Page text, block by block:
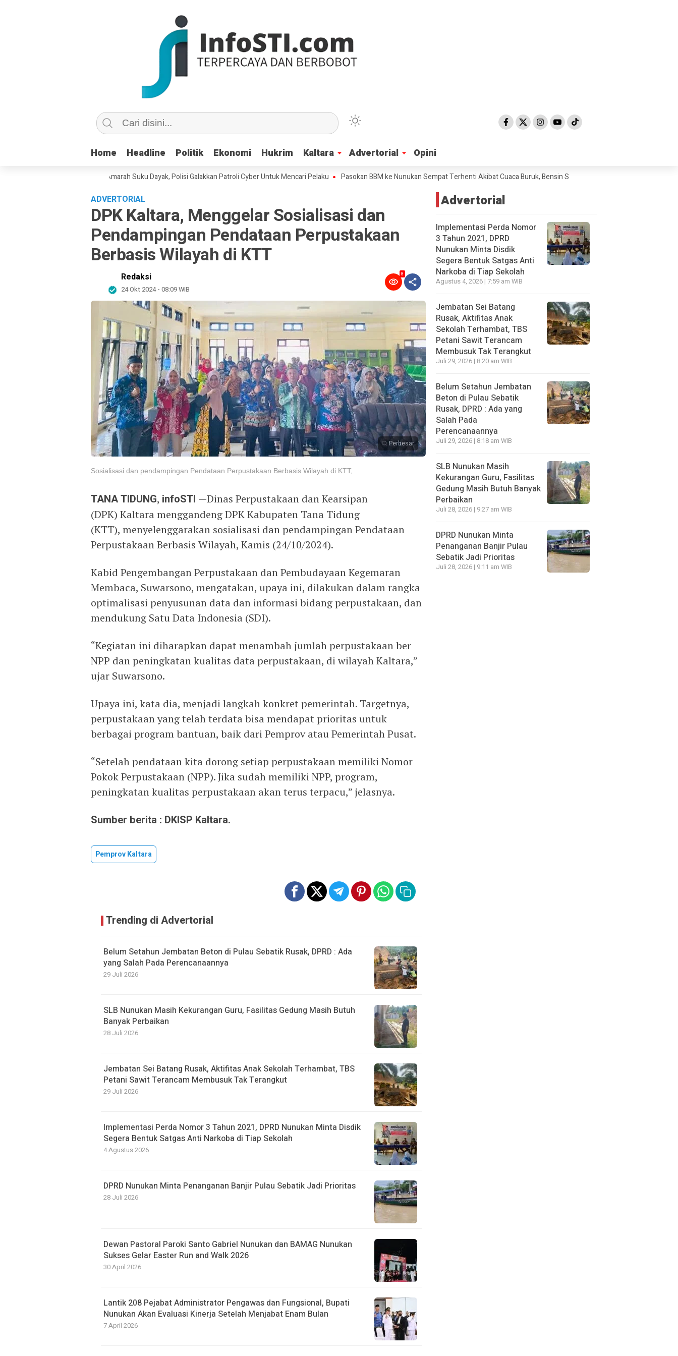
Home Headline Politik Ekonomi Hukrim Kaltara Advertorial Opini
Home Headline Politik Ekonomi Hukrim Kaltara Advertorial Opini
di Medsos Picu Amarah Suku Dayak, Polisi Galakkan Patroli Cyber Untuk Mencari Pelaku Pasokan BBM ke Nunukan Sempat Terhenti Akibat Cuaca Buruk, Bensin Sempat Dibanderol Rp 40.000/Liter
ADVERTORIAL
DPK Kaltara, Menggelar Sosialisasi dan
Pendampingan Pendataan Perpustakaan
Berbasis Wilayah di KTT
Redaksi
24 Okt 2024 - 08:09 WIB
8
Perbesar
Sosialisasi dan pendampingan Pendataan Perpustakaan Berbasis Wilayah di KTT,
TANA TIDUNG, infoSTI —Dinas Perpustakaan dan Kearsipan
(DPK) Kaltara menggandeng DPK Kabupaten Tana Tidung
(KTT), menyelenggarakan sosialisasi dan pendampingan Pendataan
Perpustakaan Berbasis Wilayah, Kamis (24/10/2024).
Kabid Pengembangan Perpustakaan dan Pembudayaan Kegemaran
Membaca, Suwarsono, mengatakan, upaya ini, dilakukan dalam rangka
optimalisasi penyusunan data dan informasi bidang perpustakaan, dan
mendukung Satu Data Indonesia (SDI).
“Kegiatan ini diharapkan dapat menambah jumlah perpustakaan ber
NPP dan peningkatan kualitas data perpustakaan, di wilayah Kaltara,”
ujar Suwarsono.
Upaya ini, kata dia, menjadi langkah konkret pemerintah. Targetnya,
perpustakaan yang telah terdata bisa mendapat prioritas untuk
berbagai program bantuan, baik dari Pemprov atau Pemerintah Pusat.
“Setelah pendataan kita dorong setiap perpustakaan memiliki Nomor
Pokok Perpustakaan (NPP). Jika sudah memiliki NPP, program,
peningkatan kualitas perpustakaan akan terus terpacu,” jelasnya.
Sumber berita : DKISP Kaltara.
Pemprov Kaltara
Trending di Advertorial
Belum Setahun Jembatan Beton di Pulau Sebatik Rusak, DPRD : Ada
yang Salah Pada Perencanaannya
29 Juli 2026
SLB Nunukan Masih Kekurangan Guru, Fasilitas Gedung Masih Butuh
Banyak Perbaikan
28 Juli 2026
Jembatan Sei Batang Rusak, Aktifitas Anak Sekolah Terhambat, TBS
Petani Sawit Terancam Membusuk Tak Terangkut
29 Juli 2026
Implementasi Perda Nomor 3 Tahun 2021, DPRD Nunukan Minta Disdik
Segera Bentuk Satgas Anti Narkoba di Tiap Sekolah
4 Agustus 2026
DPRD Nunukan Minta Penanganan Banjir Pulau Sebatik Jadi Prioritas
28 Juli 2026
Dewan Pastoral Paroki Santo Gabriel Nunukan dan BAMAG Nunukan
Sukses Gelar Easter Run and Walk 2026
30 April 2026
Lantik 208 Pejabat Administrator Pengawas dan Fungsional, Bupati
Nunukan Akan Evaluasi Kinerja Setelah Menjabat Enam Bulan
7 April 2026
Advertorial
Implementasi Perda Nomor
3 Tahun 2021, DPRD
Nunukan Minta Disdik
Segera Bentuk Satgas Anti
Narkoba di Tiap Sekolah
Agustus 4, 2026 | 7:59 am WIB
Jembatan Sei Batang
Rusak, Aktifitas Anak
Sekolah Terhambat, TBS
Petani Sawit Terancam
Membusuk Tak Terangkut
Juli 29, 2026 | 8:20 am WIB
Belum Setahun Jembatan
Beton di Pulau Sebatik
Rusak, DPRD : Ada yang
Salah Pada
Perencanaannya
Juli 29, 2026 | 8:18 am WIB
SLB Nunukan Masih
Kekurangan Guru, Fasilitas
Gedung Masih Butuh Banyak
Perbaikan
Juli 28, 2026 | 9:27 am WIB
DPRD Nunukan Minta
Penanganan Banjir Pulau
Sebatik Jadi Prioritas
Juli 28, 2026 | 9:11 am WIB